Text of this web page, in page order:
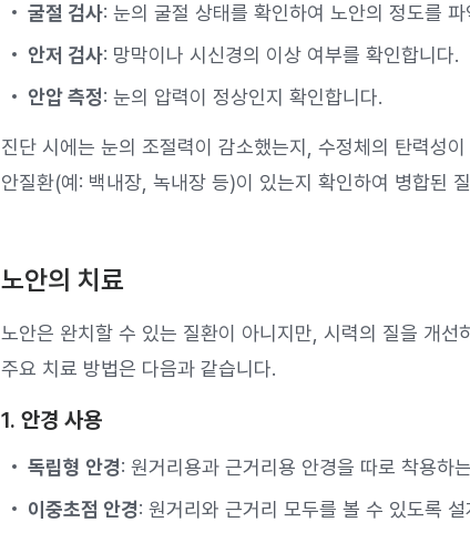
굴절 검사: 눈의 굴절 상태를 확인하여 노안의 정도를 파
안저 검사: 망막이나 시신경의 이상 여부를 확인합니다.
안압 측정: 눈의 압력이 정상인지 확인합니다.
진단 시에는 눈의 조절력이 감소했는지, 수정체의 탄력성
안질환(예: 백내장, 녹내장 등)이 있는지 확인하여 병합된
노안의 치료
노안은 완치할 수 있는 질환이 아니지만, 시력의 질을 개선
주요 치료 방법은 다음과 같습니다.
1. 안경 사용
독립형 안경: 원거리용과 근거리용 안경을 따로 착용하
이중초점 안경: 원거리와 근거리 모두를 볼 수 있도록